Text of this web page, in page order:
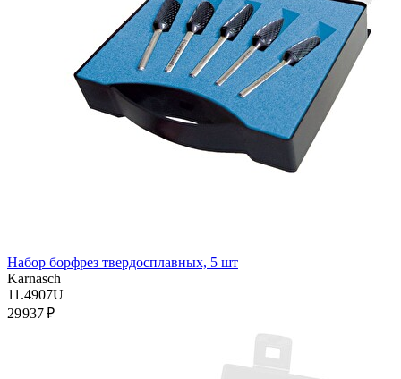
Набор борфрез твердосплавных, 5 шт
Karnasch
11.4907U
29 937 ₽